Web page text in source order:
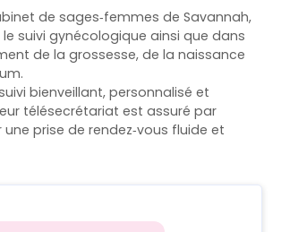
de sages‑femmes de Savannah,
suivi gynécologique ainsi que dans
de la grossesse, de la naissance
bienveillant, personnalisé et
télésecrétariat est assuré par
prise de rendez‑vous fluide et